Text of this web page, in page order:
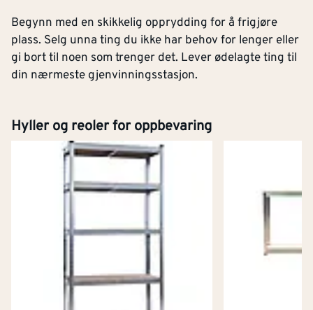
Begynn med en skikkelig opprydding for å frigjøre
plass. Selg unna ting du ikke har behov for lenger eller
gi bort til noen som trenger det. Lever ødelagte ting til
din nærmeste gjenvinningsstasjon.
Hyller og reoler for oppbevaring